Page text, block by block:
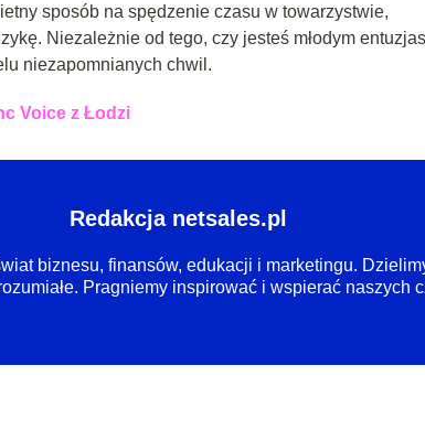
sposób na spędzenie czasu w towarzystwie,
Niezależnie od tego, czy jesteś młodym
niezapomnianych chwil.
Voice z Łodzi
Redakcja netsales.pl
biznesu, finansów, edukacji i marketingu.
Pragniemy inspirować i wspierać